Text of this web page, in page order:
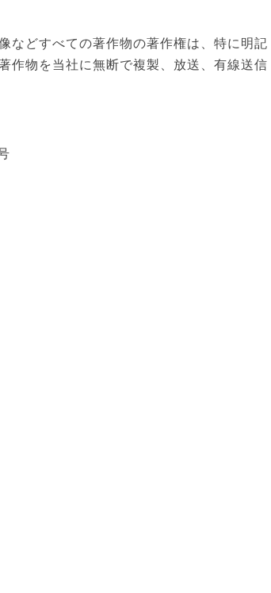
などすべての著作物の著作権は、特に明記
作物を当社に無断で複製、放送、有線送信